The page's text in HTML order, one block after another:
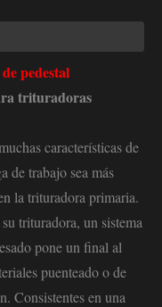
pedestal
trituradoras
características de
de trabajo sea más
la trituradora primaria.
trituradora, un sistema
pone un final al
puenteado o de
Consistentes en una